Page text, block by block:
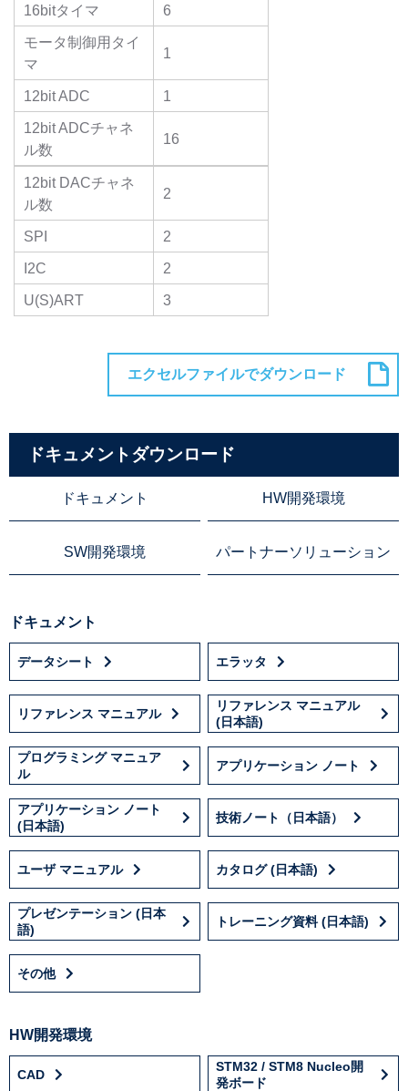
16bitタイマ
6
モータ制御用タイ
マ
1
12bit ADC
1
12bit ADCチャネ
ル数
16
12bit DACチャネ
ル数
2
SPI
2
I2C
2
U(S)ART
3
ドキュメントダウンロード
ドキュメント HW開発環境
SW開発環境 パートナーソリューション
ドキュメント
データシート エラッタ
リファレンス マニュアル
リファレンス マニュアル
(日本語)
プログラミング マニュア
ル
アプリケーション ノート
アプリケーション ノート
(日本語)
技術ノート（日本語）
ユーザ マニュアル カタログ (日本語)
プレゼンテーション (日本
語)
トレーニング資料 (日本語)
その他
HW開発環境
CAD
STM32 / STM8 Nucleo開
発ボード